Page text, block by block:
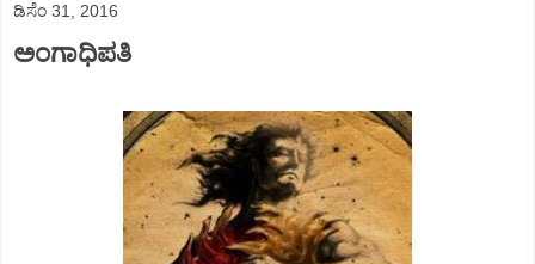
ಡಿಸೆಂ 31, 2016
ಅಂಗಾಧಿಪತಿ